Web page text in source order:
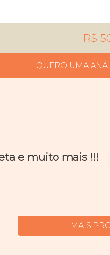
R$
QUERO UMA
e muito mais !!!
MAIS